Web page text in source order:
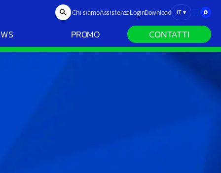
Chi siamoAssistenzaLoginDownload IT▾ 0
PROMO CONTATTI